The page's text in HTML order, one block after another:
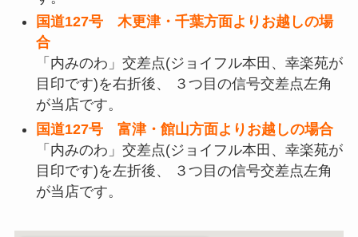
国道127号 木更津・千葉方面よりお越しの場
合
「内みのわ」交差点(ジョイフル本田、幸楽苑が
目印です)を右折後、 ３つ目の信号交差点左角
が当店です。
国道127号 富津・館山方面よりお越しの場合
「内みのわ」交差点(ジョイフル本田、幸楽苑が
目印です)を左折後、 ３つ目の信号交差点左角
が当店です。